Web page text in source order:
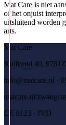
Mat Care is niet
of het onjuist
uitsluitend worden
arts.
Mat Care
Kuifeend 40,
info@matcare.nl ·
matcare.nl/
CE 0123 · IVD